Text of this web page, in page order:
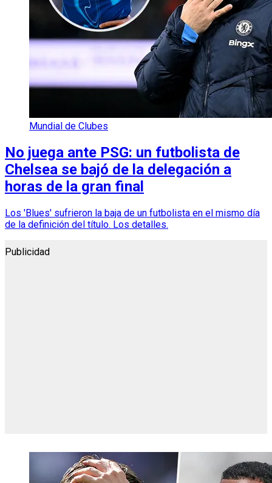
Mundial de Clubes
No juega ante PSG: un futbolista de
Chelsea se bajó de la delegación a
horas de la gran final
Los 'Blues' sufrieron la baja de un futbolista en el mismo día
de la definición del título. Los detalles.
Publicidad